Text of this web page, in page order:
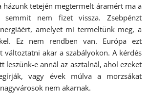
házunk tetején megtermelt áramért ma a
semmit nem fizet vissza. Zsebpénzt
amelyet mi termeltünk meg, a
Ez nem rendben van. Európa ezt
változtatni akar a szabályokon. A kérdés
leszünk-e annál az asztalnál, ahol ezeket
vagy évek múlva a morzsákat
nem akarnak.